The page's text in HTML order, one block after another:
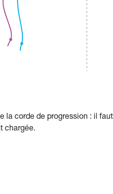
la corde de progression : il
chargée.